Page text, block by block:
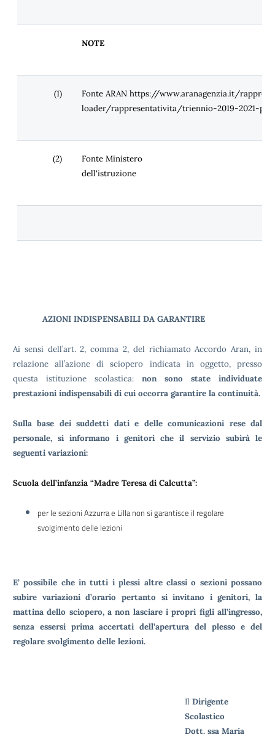
NOTE
(1)
Fonte ARAN https://www.aranagenzia.it/
loader/rappresentativita/triennio-2019-2021-
(2)
Fonte Ministero
dell'istruzione
AZIONI INDISPENSABILI DA GARANTIRE
Ai sensi dell’art. 2, comma 2, del richiamato Accordo Aran, in
relazione all’azione di sciopero indicata in oggetto, presso
questa istituzione scolastica: non sono state individuate
prestazioni indispensabili di cui occorra garantire la continuità.
Sulla base dei suddetti dati e delle comunicazioni rese dal
personale, si informano i genitori che il servizio subirà le
seguenti variazioni:
Scuola dell’infanzia “Madre Teresa di Calcutta”:
per le sezioni Azzurra e Lilla non si garantisce il regolare
svolgimento delle lezioni
E’ possibile che in tutti i plessi altre classi o sezioni possano
subire variazioni d’orario pertanto si invitano i genitori, la
mattina dello sciopero, a non lasciare i propri figli all’ingresso,
senza essersi prima accertati dell’apertura del plesso e del
regolare svolgimento delle lezioni.
Il Dirigente
Scolastico
Dott. ssa Maria